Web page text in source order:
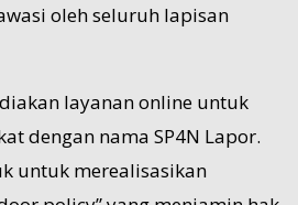
oleh seluruh lapisan
layanan online untuk
dengan nama SP4N Lapor.
untuk merealisasikan